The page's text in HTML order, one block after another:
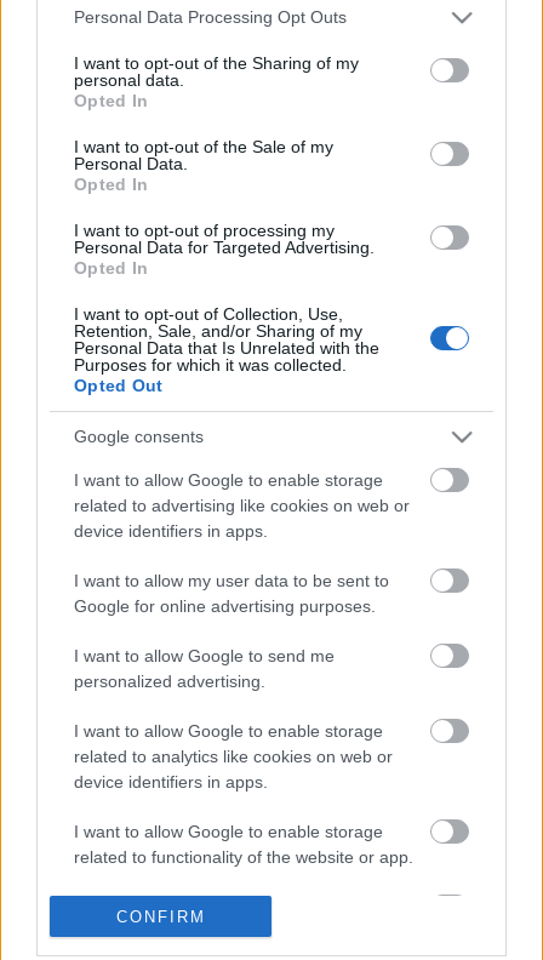
Please note that this website/app uses one or more Google
not limited to your visit or usage behaviour. You may click to
grant or deny consent to Google and its third-party tags to
use your data for below specified purposes in below Google
consent section.
Personal Data Processing Opt Outs
I want to opt-out of the Sharing of my
personal data.
Opted In
I want to opt-out of the Sale of my
Personal Data.
Opted In
I want to opt-out of processing my
Personal Data for Targeted Advertising.
Opted In
I want to opt-out of Collection, Use,
Retention, Sale, and/or Sharing of my
Personal Data that Is Unrelated with the
Purposes for which it was collected.
Opted Out
Google consents
I want to allow Google to enable storage
related to advertising like cookies on web or
device identifiers in apps.
I want to allow my user data to be sent to
Google for online advertising purposes.
I want to allow Google to send me
personalized advertising.
I want to allow Google to enable storage
related to analytics like cookies on web or
device identifiers in apps.
I want to allow Google to enable storage
related to functionality of the website or app.
I want to allow Google to enable storage
related to personalization.
CONFIRM
con Colombia en el parón internacional, ocupando su
Mario Hernández suplirá al sancionado Balliu.
¡A comprar! Lesionados que regresan tras el parón
competir tras el parón de
selecciones. Los repasamos y
titularidad.
Elche
Gonzalo Verdú, Enzo Roco (Josema), Mojica (Josema) –
Mascarell, Raúl Guti, Fidel – Benedetto, Lucas Boyé (Lucas
Estos jugadores son baja : John Donald, Diego González
(molestias).
Estos jugadores son duda: Bigas (rodilla).
: Mojica y Enzo Roco han tenido
partidos con Colombia y Chile, llegarán a Elche el viernes y
el partido es el domingo, por lo que Escribá podría darles
molestias, pero se espera que sean de la partida. En caso
de no recuperarse, Helibelton Palacios y Josema entrarían
en su lugar. Lucas Boyé puede volver a la titularidad,
desplazando a Lucas Pérez al banquillo.